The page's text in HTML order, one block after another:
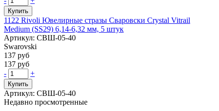
Купить
1122 Rivoli Ювелирные стразы Сваровски Crystal Vitrail
Medium (SS29) 6,14-6,32 мм, 5 штук
Артикул: СВШ-05-40
Swarovski
137 руб
137 руб
-
+
Купить
Артикул: СВШ-05-40
Недавно просмотренные